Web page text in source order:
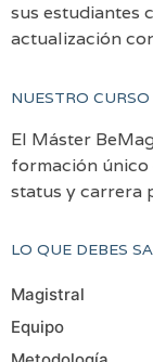
sus estudiantes
actualización
NUESTRO CURSO
El Máster
formación
status y carrera
LO QUE DEBES
Magistral
Equipo